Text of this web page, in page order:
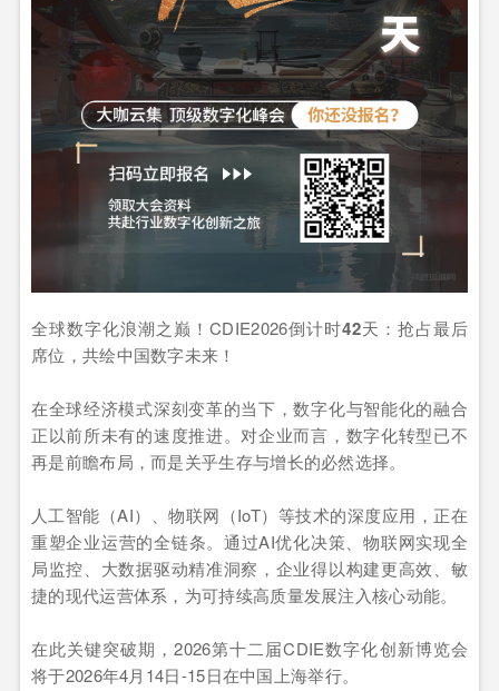
全球数字化浪潮之巅！CDIE2026倒计时42天：抢占最后
席位，共绘中国数字未来！
在全球经济模式深刻变革的当下，数字化与智能化的融合
正以前所未有的速度推进。对企业而言，数字化转型已不
再是前瞻布局，而是关乎生存与增长的必然选择。
人工智能（AI）、物联网（IoT）等技术的深度应用，正在
重塑企业运营的全链条。通过AI优化决策、物联网实现全
局监控、大数据驱动精准洞察，企业得以构建更高效、敏
捷的现代运营体系，为可持续高质量发展注入核心动能。
在此关键突破期，2026第十二届CDIE数字化创新博览会
将于2026年4月14日-15日在中国上海举行。